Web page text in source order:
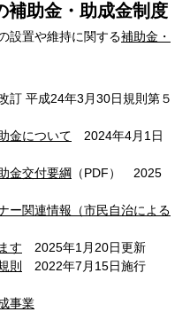
補助金・助成金制度
設置や維持に関する補助金・
訂 平成24年3月30日規則第５
金について 2024年4月1日
金交付要綱
（PDF） 2025
ー関連情報（市民自治による
す 2025年1月20日更新
則
2022年7月15日施行
事業